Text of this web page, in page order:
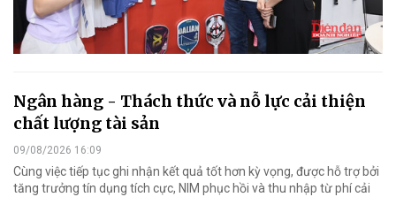
Ngân hàng - Thách thức và nỗ lực cải thiện
chất lượng tài sản
09/08/2026 16:09
Cùng việc tiếp tục ghi nhận kết quả tốt hơn kỳ vọng, được hỗ trợ bởi
tăng trưởng tín dụng tích cực, NIM phục hồi và thu nhập từ phí cải